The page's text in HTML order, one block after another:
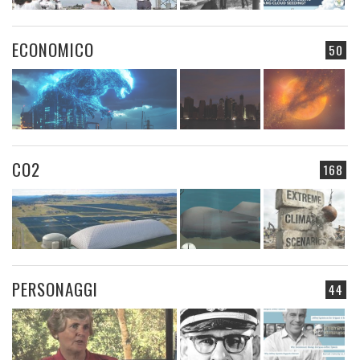
50
ECONOMICO
168
CO2
44
PERSONAGGI